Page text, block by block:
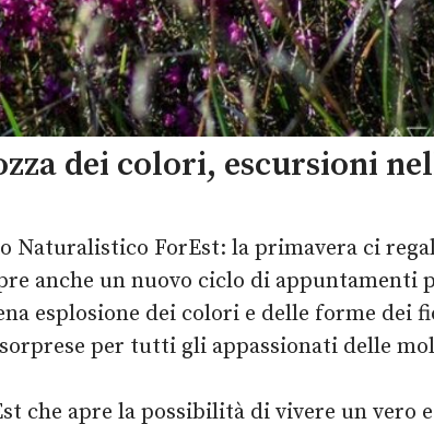
dei colori, escursioni
Naturalistico ForEst: la primavera ci
anche un nuovo ciclo di appuntamenti
esplosione dei colori e delle forme dei
per tutti gli appassionati delle
che apre la possibilità di vivere un vero